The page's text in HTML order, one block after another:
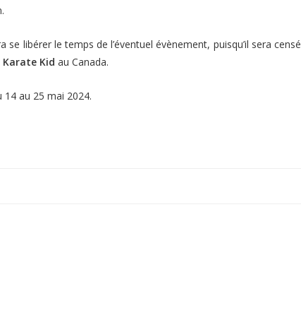
se libérer le temps de l’éventuel évènement, puisqu’il sera censé
Karate Kid au Canada.
14 au 25 mai 2024.